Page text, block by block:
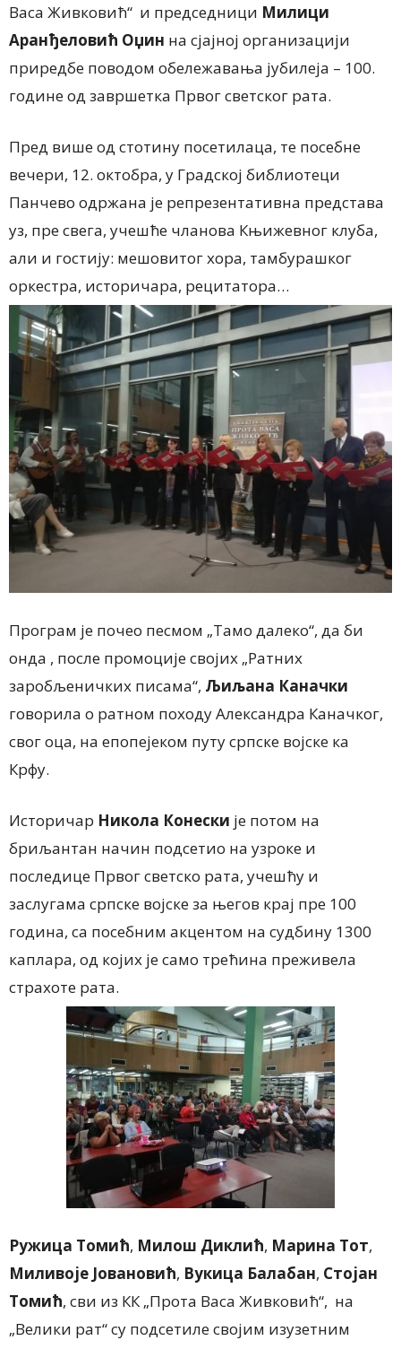
Васа Живковић“ и председници Милици
Аранђеловић Оџин на сјајној организацији
приредбе поводом обележавања јубилеја – 100.
године од завршетка Првог светског рата.
Пред више од стотину посетилаца, те посебне
вечери, 12. октобра, у Градској библиотеци
Панчево одржана је репрезентативна представа
уз, пре свега, учешће чланова Књижевног клуба,
али и гостију: мешовитог хора, тамбурашког
оркестра, историчара, рецитатора…
Програм је почео песмом „Тамо далеко“, да би
онда , после промоције својих „Ратних
заробљеничких писама“, Љиљана Каначки
говорила о ратном походу Александра Каначког,
свог оца, на епопејеком путу српске војске ка
Крфу.
Историчар Никола Конески је потом на
бриљантан начин подсетио на узроке и
последице Првог светско рата, учешћу и
заслугама српске војске за његов крај пре 100
година, са посебним акцентом на судбину 1300
каплара, од којих је само трећина преживела
страхоте рата.
Ружица Томић, Милош Диклић, Марина Тот,
Миливоје Јовановић, Вукица Балабан, Стојан
Томић, сви из КК „Прота Васа Живковић“, на
„Велики рат“ су подсетиле својим изузетним